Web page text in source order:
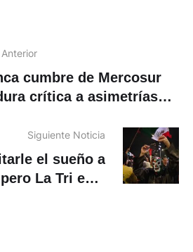
cumbre de Mercosur
crítica a asimetrías
Siguiente Noticia
el sueño a
La Tri está